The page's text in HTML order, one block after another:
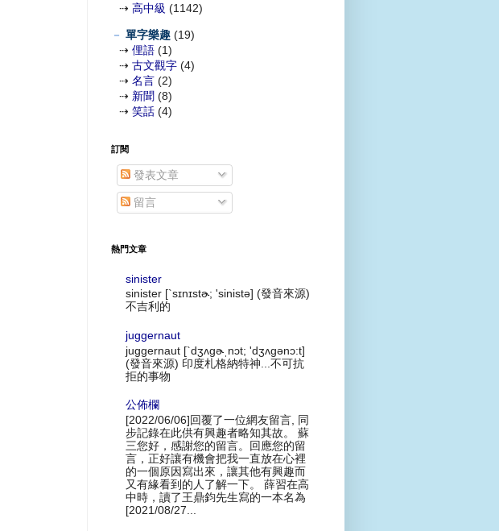
⇢ 高中級 (1142)
－ 單字樂趣 (19)
⇢ 俚語 (1)
⇢ 古文觀字 (4)
⇢ 名言 (2)
⇢ 新聞 (8)
⇢ 笑話 (4)
訂閱
發表文章
留言
熱門文章
sinister
sinister [`sɪnɪstɚ; 'sinistə] (發音來源)
不吉利的
juggernaut
juggernaut [`dʒʌgɚˌnɔt; 'dʒʌgənɔ:t]
(發音來源) 印度札格納特神...不可抗
拒的事物
公佈欄
[2022/06/06]回覆了一位網友留言, 同
步記錄在此供有興趣者略知其故。 蘇
三您好，感謝您的留言。回應您的留
言，正好讓有機會把我一直放在心裡
的一個原因寫出來，讓其他有興趣而
又有緣看到的人了解一下。 薛習在高
中時，讀了王鼎鈞先生寫的一本名為
[2021/08/27...